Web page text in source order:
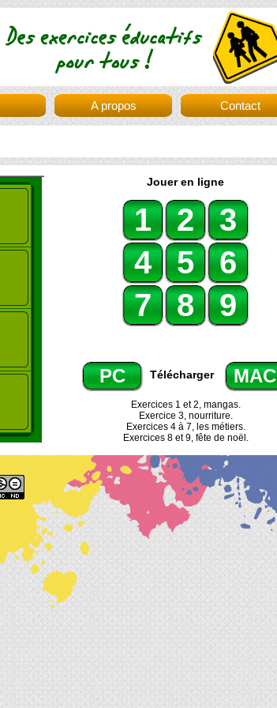
A propos Contact
Jouer en ligne
1 2
3
4
5
6
7
8 9
PC Télécharger MAC
Exercices 1 et 2, mangas.
Exercice 3, nourriture.
Exercices 4 à 7, les métiers.
Exercices 8 et 9, fête de noël.